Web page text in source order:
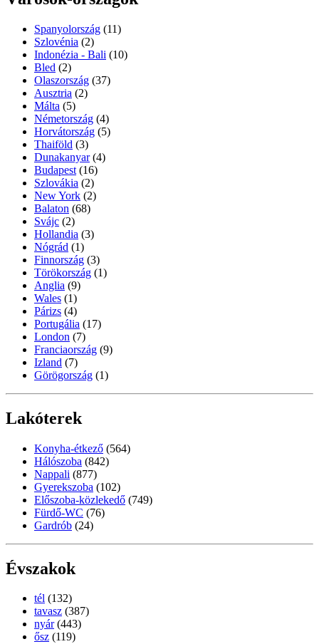
Spanyolország (11)
Szlovénia (2)
Indonézia - Bali (10)
Bled (2)
Olaszország (37)
Ausztria (2)
Málta (5)
Németország (4)
Horvátország (5)
Thaiföld (3)
Dunakanyar (4)
Budapest (16)
Szlovákia (2)
New York (2)
Balaton (68)
Svájc (2)
Hollandia (3)
Nógrád (1)
Finnország (3)
Törökország (1)
Anglia (9)
Wales (1)
Párizs (4)
Portugália (17)
London (7)
Franciaország (9)
Izland (7)
Görögország (1)
Lakóterek
Konyha-étkező (564)
Hálószoba (842)
Nappali (877)
Gyerekszoba (102)
Előszoba-közlekedő (749)
Fürdő-WC (76)
Gardrób (24)
Évszakok
tél (132)
tavasz (387)
nyár (443)
ősz (119)